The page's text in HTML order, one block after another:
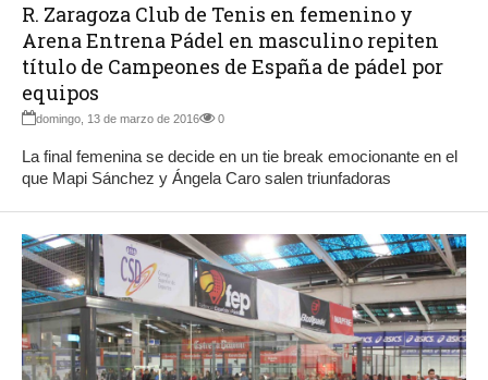
R. Zaragoza Club de Tenis en femenino y
Arena Entrena Pádel en masculino repiten
título de Campeones de España de pádel por
equipos
domingo, 13 de marzo de 2016 0
La final femenina se decide en un tie break emocionante en el
que Mapi Sánchez y Ángela Caro salen triunfadoras